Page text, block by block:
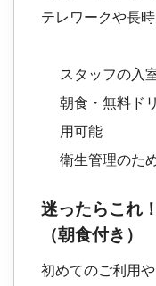
テレワークや長
スタッフの入
朝食・無料ド
用可能
衛生管理のた
迷ったらこれ
（朝食付き）
初めてのご利用